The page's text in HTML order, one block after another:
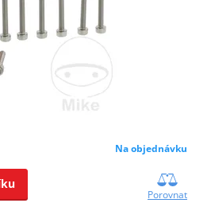
Na objednávku
Porovnat